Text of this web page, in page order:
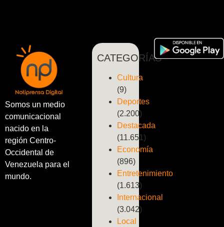
Somos un medio
comunicacional
nacido en la
región Centro-
Occidental de
Venezuela para el
mundo.
CATEGORÍAS
Cultura
(9)
Deportes
(2.200)
Destacada
(11.651)
Economía
(896)
Entretenimiento
(1.613)
Internacional
(3.042)
Local